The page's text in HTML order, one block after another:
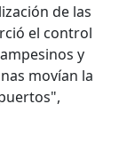
de las
el control
y
movían la